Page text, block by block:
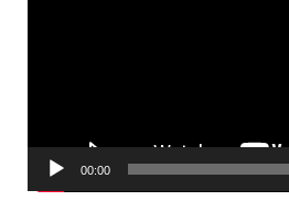
00:00